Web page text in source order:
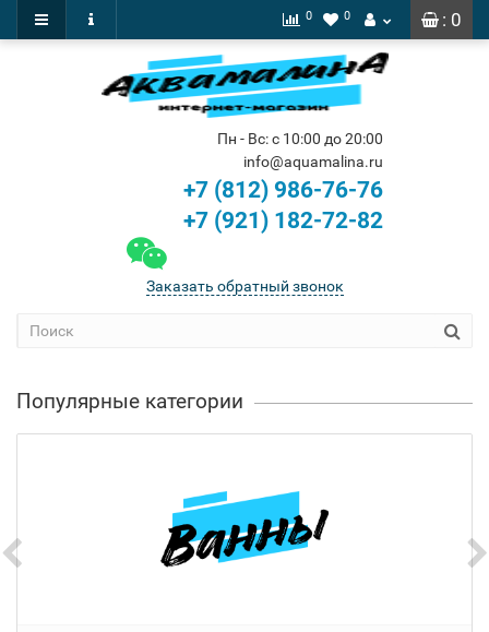
: 0
0 0
Пн - Вс: с 10:00 до 20:00
info@aquamalina.ru
+7 (812) 986-76-76
+7 (921) 182-72-82
Заказать обратный звонок
Популярные категории